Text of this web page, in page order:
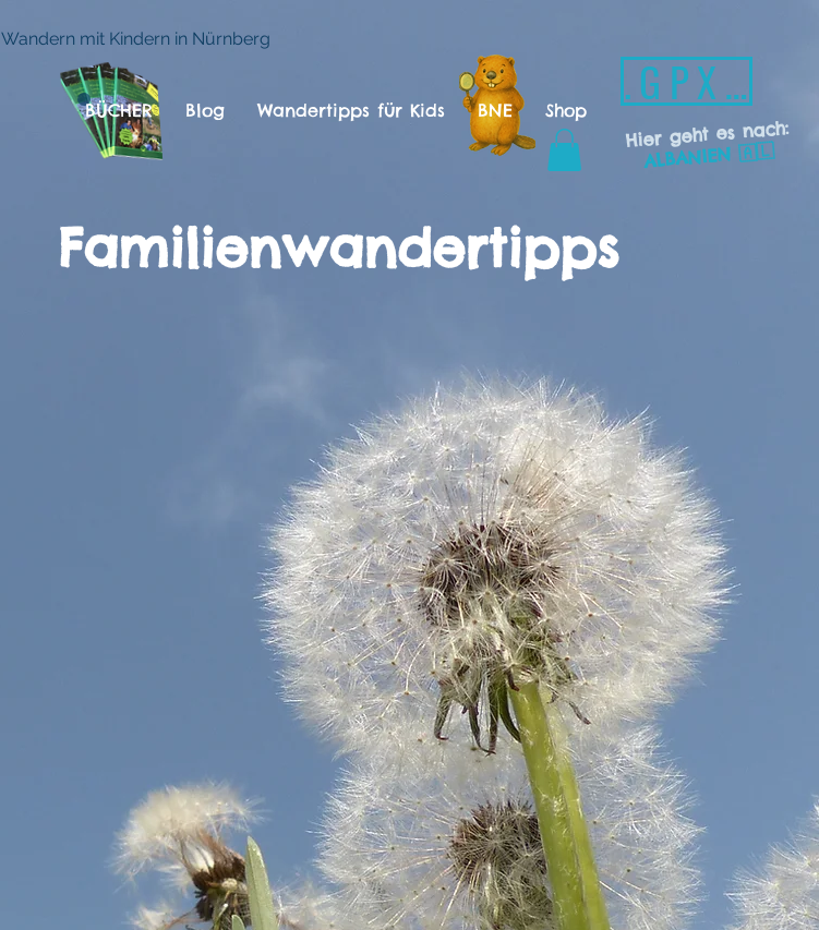
Wandern mit Kindern in Nürnberg
BÜCHER Blog Wandertipps für Kids BNE Shop .GPX -Download
Hier geht es nach:
ALBANIEN 🇦🇱
Familienwandertipps